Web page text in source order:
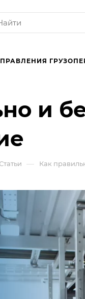
и
Статьи — Как